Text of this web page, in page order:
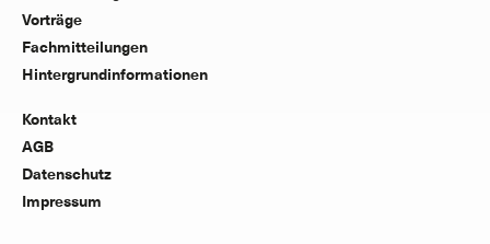
Vorträge
Fachmitteilungen
Hintergrundinformationen
Kontakt
AGB
Datenschutz
Impressum